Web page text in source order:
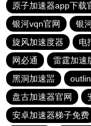
原子加速器app下载
银河vqn官网
银
旋风加速度器
电
网必通
雷霆加速
黑洞加速噐
盘古加速器官网
安卓加速器梯子免费